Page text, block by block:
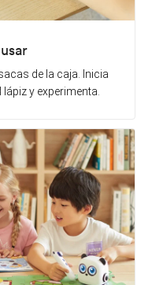
de la caja. Inicia
y experimenta.